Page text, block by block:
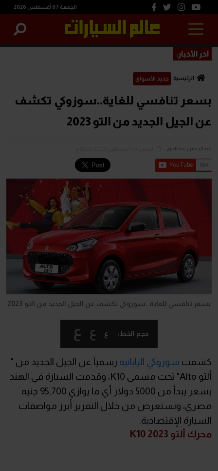
الجمعة 07 أغسطس 2026
آخر الأخبار:
الرئيسية جديد الأسواق
بسعر تنافسي للغاية..سوزوكي تكشف
عن الجيل الجديد من التو 2023
عبدالرحمن عبدالحق
بسعر تنافسي للغاية..سوزوكي تكشف عن الجيل الجديد من التو 2023
حجم الخط: ع ع ع
كشفت سوزوكي اليابانية رسمياً عن الجيل الجديد من "
ألتو Alto" تحت مسمى K10، وقدمت السيارة في الهند
بسعر يبدأ من 5000 دولار أي ما يوازي 95,700 جنيه
مصري، ونستعرض من خلال التقرير أبرز مواصفات
السيارة الإقتصادية.
محرك ألتو K10 2023